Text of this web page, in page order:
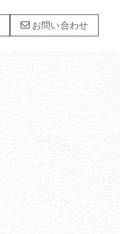
お問い合わせ